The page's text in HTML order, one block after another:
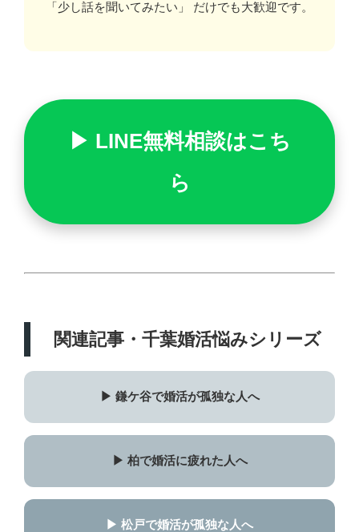
「少し話を聞いてみたい」 だけでも大歓迎です。
▶ LINE無料相談はこち
ら
関連記事・千葉婚活悩みシリーズ
▶ 鎌ケ谷で婚活が孤独な人へ
▶ 柏で婚活に疲れた人へ
▶ 松戸で婚活が孤独な人へ